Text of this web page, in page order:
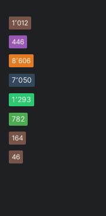
1٬012
446
8٬606
7٬050
1٬293
782
164
46